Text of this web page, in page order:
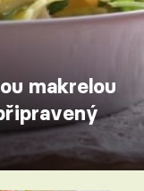
makrelou